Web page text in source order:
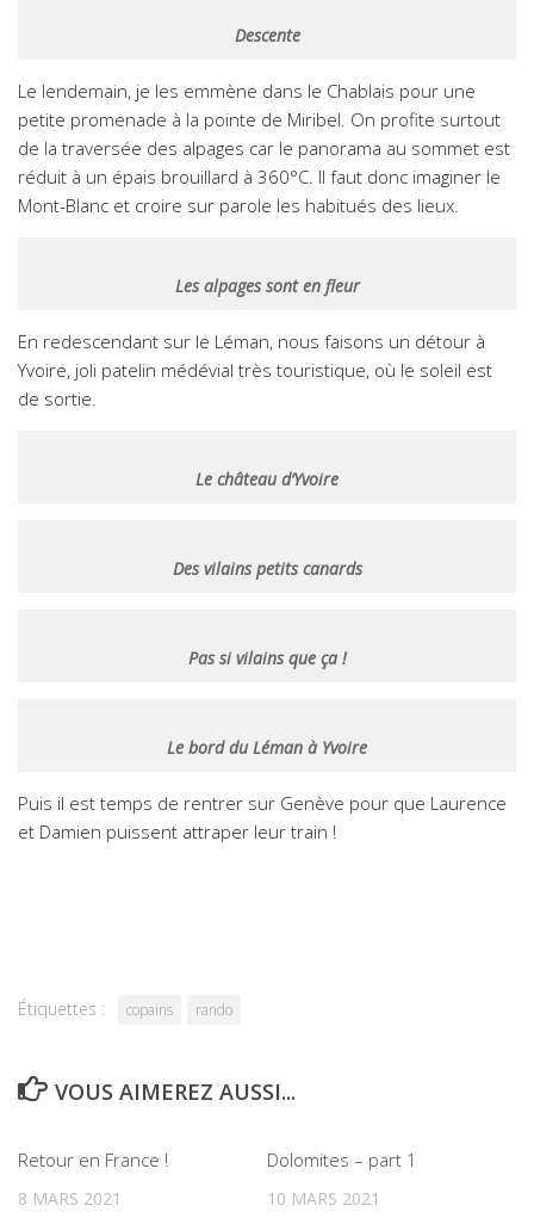
Descente
Le lendemain, je les emmène dans le Chablais pour une
petite promenade à la pointe de Miribel. On profite surtout
de la traversée des alpages car le panorama au sommet est
réduit à un épais brouillard à 360°C. Il faut donc imaginer le
Mont-Blanc et croire sur parole les habitués des lieux.
Les alpages sont en fleur
En redescendant sur le Léman, nous faisons un détour à
Yvoire, joli patelin médévial très touristique, où le soleil est
de sortie.
Le château d’Yvoire
Des vilains petits canards
Pas si vilains que ça !
Le bord du Léman à Yvoire
Puis il est temps de rentrer sur Genève pour que Laurence
et Damien puissent attraper leur train !
Étiquettes : copains rando
VOUS AIMEREZ AUSSI...
Retour en France !
8 MARS 2021
Dolomites – part 1
10 MARS 2021